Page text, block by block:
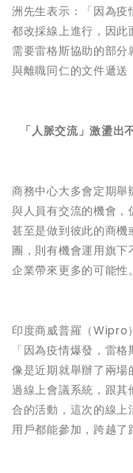
洲先生表示：「因為
都改採線上進行，因
需要雷格斯協助的部
與離職同仁的文件遞送
「人脈交流」激盪出
商務中心大多會定期
與人員有交流的機會，
甚至是做到彼此的商
團，則有機會運用旗
企業帶來更多的可能性。
印度商威普羅（Wipro
「因為疫情爆發，雷
像是近期就舉辦了兩
過線上會議系統，跟
合的活動，這次的線上
用戶都能參加，跨越了